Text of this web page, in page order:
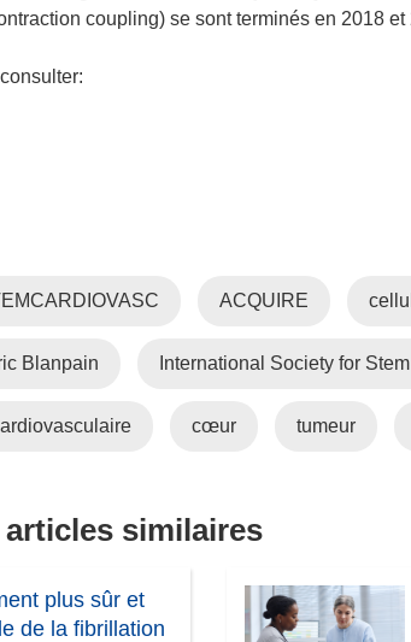
coupling) se sont terminés en 2018 et
ACQUIRE
Blanpain International Society for
cœur tumeur
articles similaires
plus sûr et
de la fibrillation